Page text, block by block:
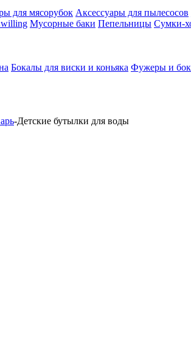
для мясорубок Аксессуары для пылесосов
Мусорные баки Пепельницы Сумки-
Бокалы для виски и коньяка Фужеры и
-Детские бутылки для воды